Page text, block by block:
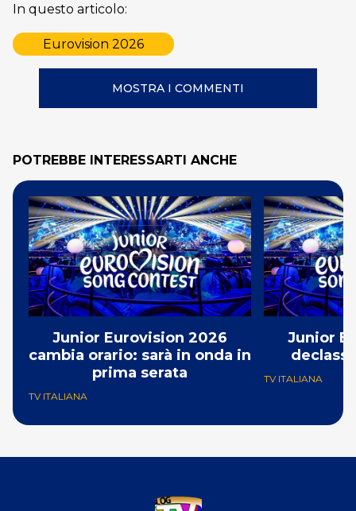
In questo articolo:
Eurovision 2026
MOSTRA I COMMENTI
POTREBBE INTERESSARTI ANCHE
Junior Eurovision 2026
cambia orario: sarà in onda in
prima serata
TV ITALIANA
Junior
TV ITALIANA